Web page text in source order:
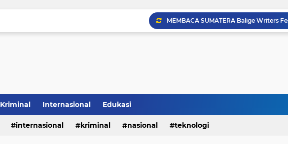
Kriminal Internasional Edukasi
internasional kriminal nasional teknologi